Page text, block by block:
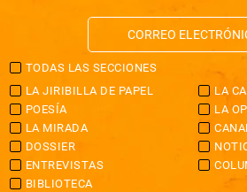
TODAS LAS SECCIONES
LA JIRIBILLA DE PAPEL
LA
POESÍA
LA
LA MIRADA
DOSSIER
ENTREVISTAS
BIBLIOTECA